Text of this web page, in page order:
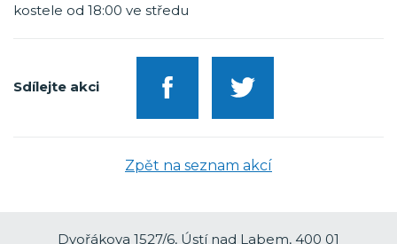
kostele od 18:00 ve středu
Sdílejte akci
Zpět na seznam akcí
Dvořákova 1527/6, Ústí nad Labem, 400 01